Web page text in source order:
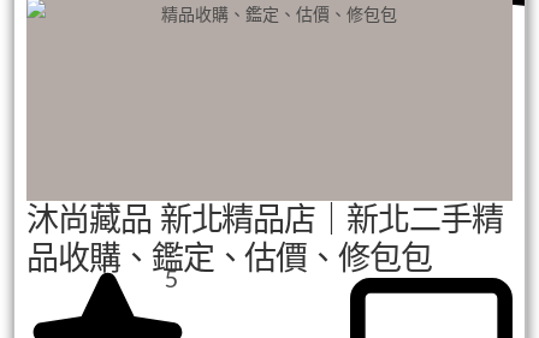
沐尚藏品 新北精品店｜新北二手精
品收購、鑑定、估價、修包包
5